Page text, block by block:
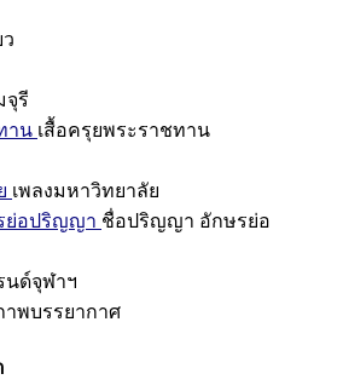
จุรี
าน เสื้อครุยพระราชทาน
เพลงมหาวิทยาลัย
ย่อปริญญา ชื่อปริญญา อักษรย่อ
นด์จุฬาฯ
าพบรรยากาศ